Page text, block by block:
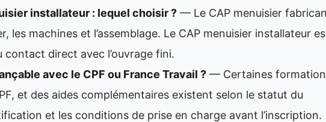
installateur : lequel choisir ? — Le CAP menuisier
les machines et l’assemblage. Le CAP menuisier installateur
direct avec l’ouvrage fini.
avec le CPF ou France Travail ? — Certaines
et des aides complémentaires existent selon le statut du
et les conditions de prise en charge avant l’inscription.